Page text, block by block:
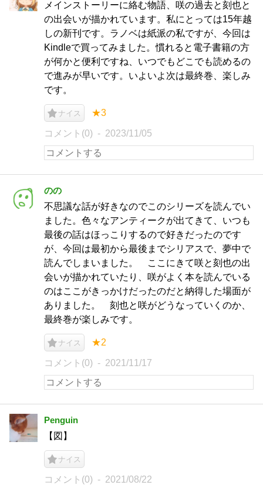
メインストーリーに絡む物語、咲の過去と刻也と
の出会いが描かれています。私にとっては15年越
しの新刊です。ラノベは紙派の私ですが、今回は
Kindleで買ってみました。慣れると電子書籍の方
が何かと便利ですね、いつでもどこでも読めるの
で進みが早いです。いよいよ次は最終巻、楽しみ
です。
ナイス ★3
コメント(0) 2023/11/05
のの
不思議な話が好きなのでこのシリーズを読んでい
ました。色々なアンティークが出てきて、いつも
最後の話はほっこりするので好きだったのです
が、今回は最初から最後までシリアスで、夢中で
読んでしまいました。 ここにきて咲と刻也の出
会いが描かれていたり、咲がよく本を読んでいる
のはここがきっかけだったのだと納得した場面が
ありました。 刻也と咲がどうなっていくのか、
最終巻が楽しみです。
ナイス ★2
コメント(0) 2021/11/17
Penguin
【図】
ナイス
コメント(0) 2021/08/22